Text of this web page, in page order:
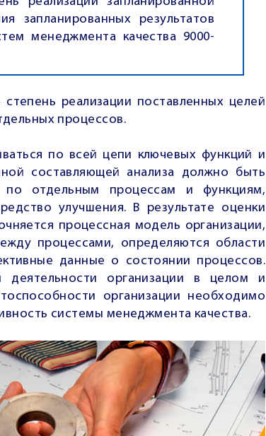
запланированных результатов
менеджмента качества 9000-
реализации поставленных целей
процессов.
по всей цепи ключевых функций и
составляющей анализа должно быть
по отдельным процессам и функциям,
улучшения. В результате оценки
процессная модель организации,
процессами, определяются области
данные о состоянии процессов.
деятельности организации в целом и
организации необходимо
системы менеджмента качества.